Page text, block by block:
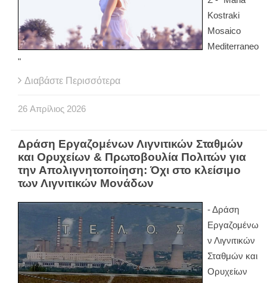
Kostraki
Mosaico
Mediterraneo
"
Διαβάστε Περισσότερα
26 Απρίλιος 2026
Δράση Εργαζομένων Λιγνιτικών Σταθμών
και Ορυχείων & Πρωτοβουλία Πολιτών για
την Απολιγνητοποίηση: Όχι στο κλείσιμο
των Λιγνιτικών Μονάδων
- Δράση
Εργαζομένω
ν Λιγνιτικών
Σταθμών και
Ορυχείων